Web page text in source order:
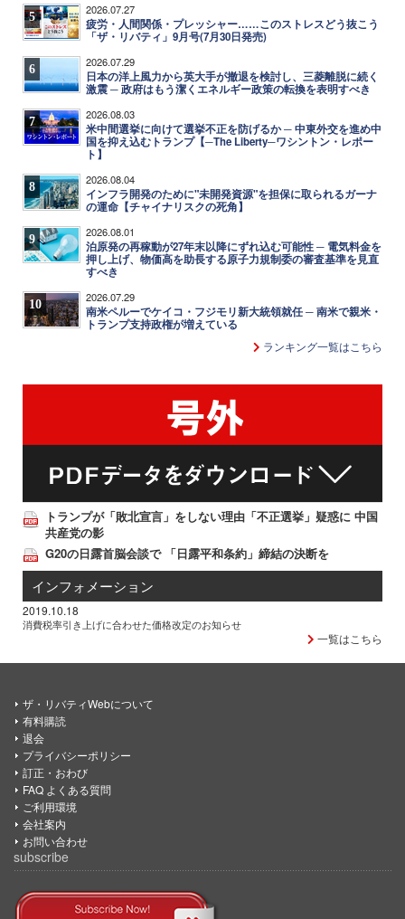
5 2026.07.27
疲労・人間関係・プレッシャー……このストレスどう抜こう
「ザ・リバティ」9月号(7月30日発売)
6 2026.07.29
日本の洋上風力から英大手が撤退を検討し、三菱離脱に続く
激震 ─ 政府はもう潔くエネルギー政策の転換を表明すべき
7 2026.08.03
米中間選挙に向けて選挙不正を防げるか ─ 中東外交を進め中
国を抑え込むトランプ【─The Liberty─ワシントン・レポー
ト】
8 2026.08.04
インフラ開発のために"未開発資源"を担保に取られるガーナ
の運命【チャイナリスクの死角】
9 2026.08.01
泊原発の再稼動が27年末以降にずれ込む可能性 ─ 電気料金を
押し上げ、物価高を助長する原子力規制委の審査基準を見直
すべき
10 2026.07.29
南米ペルーでケイコ・フジモリ新大統領就任 ─ 南米で親米・
トランプ支持政権が増えている
ランキング一覧はこちら
トランプが「敗北宣言」をしない理由「不正選挙」疑惑に 中国
共産党の影
G20の日露首脳会談で 「日露平和条約」締結の決断を
インフォメーション
2019.10.18
消費税率引き上げに合わせた価格改定のお知らせ
一覧はこちら
ザ・リバティWebについて
有料購読
退会
プライバシーポリシー
訂正・おわび
FAQ よくある質問
ご利用環境
会社案内
お問い合わせ
subscribe